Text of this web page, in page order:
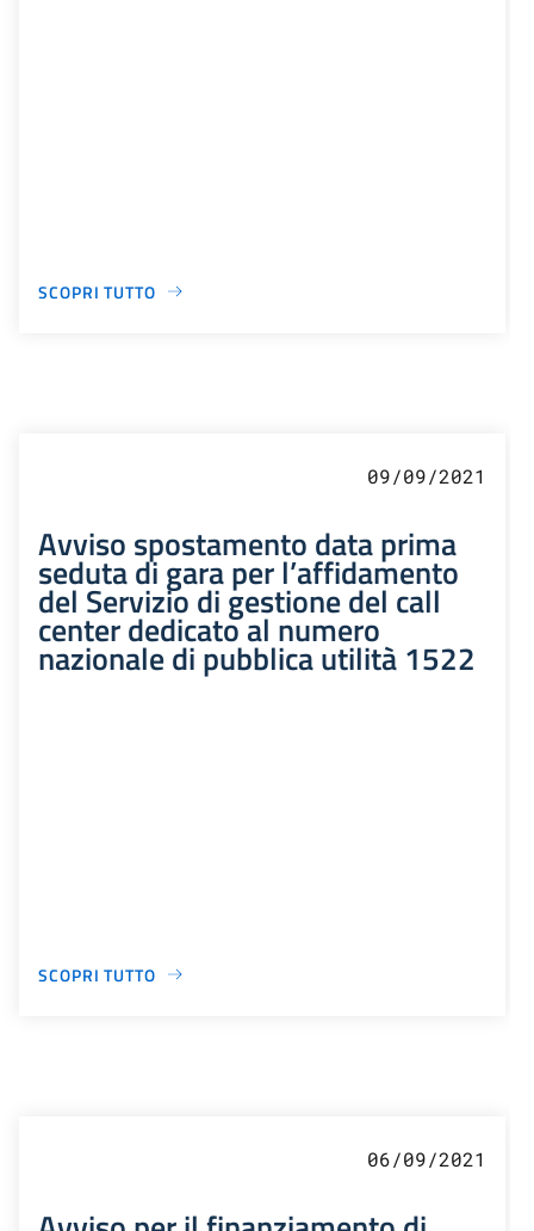
SCOPRI TUTTO
09/09/2021
Avviso spostamento data prima
seduta di gara per l’affidamento
del Servizio di gestione del call
center dedicato al numero
nazionale di pubblica utilità 1522
SCOPRI TUTTO
06/09/2021